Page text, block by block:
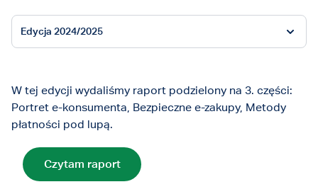
Edycja 2024/2025
W tej edycji wydaliśmy raport podzielony na 3. części:
Portret e-konsumenta, Bezpieczne e-zakupy, Metody
płatności pod lupą.
Czytam raport